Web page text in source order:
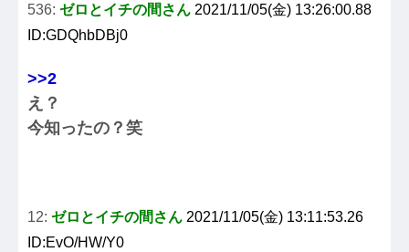
536: ゼロとイチの間さん 2021/11/05(金) 13:26:00.88
ID:GDQhbDBj0
>>2
え？
今知ったの？笑
12: ゼロとイチの間さん 2021/11/05(金) 13:11:53.26
ID:EvO/HW/Y0